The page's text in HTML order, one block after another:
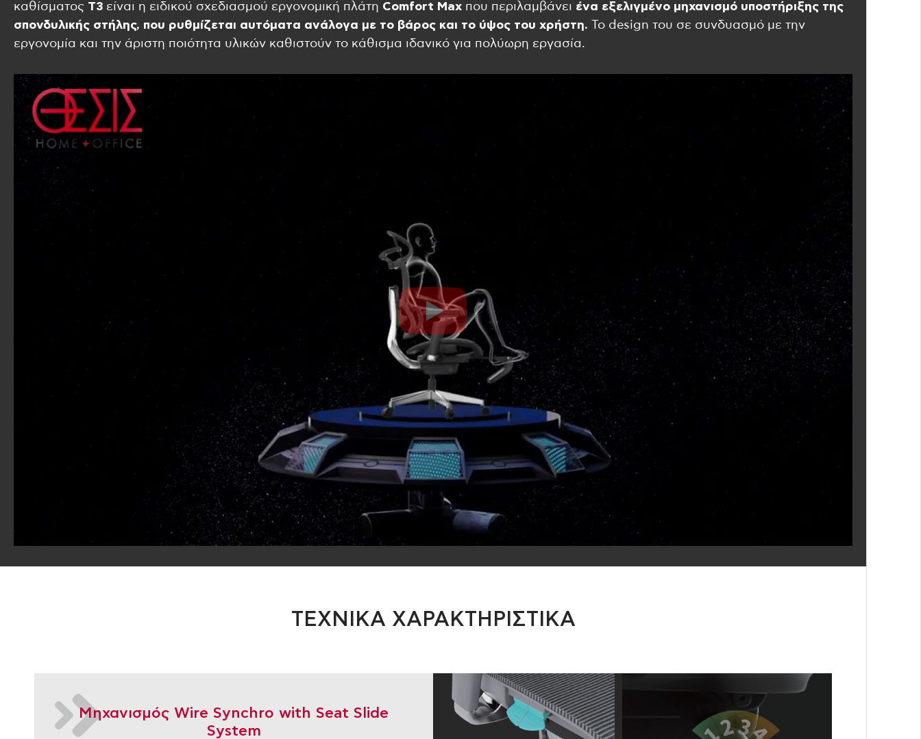
καθίσματος T3 είναι η ειδικού σχεδιασμού εργονομική πλάτη Comfort Max που περιλαμβάνει ένα εξελιγμένο μηχανισμό υποστήριξης της
σπονδυλικής στήλης, που ρυθμίζεται αυτόματα ανάλογα με το βάρος και το ύψος του χρήστη. Το design του σε συνδυασμό με την
εργονομία και την άριστη ποιότητα υλικών καθιστούν το κάθισμα ιδανικό για πολύωρη εργασία.
ΤΕΧΝΙΚΑ ΧΑΡΑΚΤΗΡΙΣΤΙΚΑ
Μηχανισμός Wire Synchro with Seat Slide
System